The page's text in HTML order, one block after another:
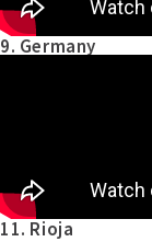
9. Germany
11. Rioja